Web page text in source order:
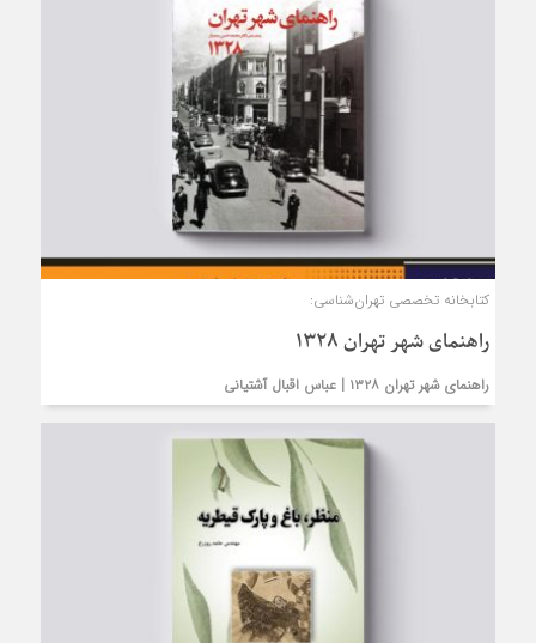
کتابخانه تخصصی تهران‌شناسی:
راهنمای شهر تهران ۱۳۲۸
راهنمای شهر تهران ۱۳۲۸ | عباس اقبال آشتیانی